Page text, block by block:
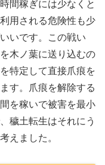
間稼ぎには少なくと
用される危険性も少
いです。この戦い
木ノ葉に送り込むの
特定して直接爪痕を
す。爪痕を解除する
を稼いで被害を最小
穢土転生はそれにう
えました。